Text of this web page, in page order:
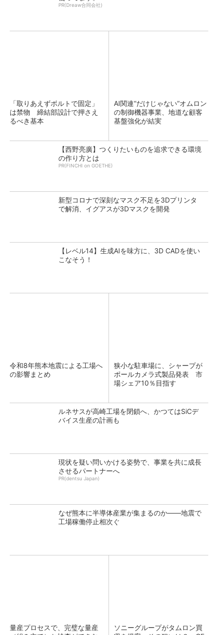
PR(Dreaw合同会社)
「取りあえずボルトで固定」
は禁物 締結部設計で押さえ
るべき基本
AI関連“だけじゃない”オムロン
の制御機器事業、地道な顧客
基盤強化が結実
【西野亮廣】つくりたいものを追求できる環境
の作り方とは
PR(FINCHI on GOETHE)
新型コロナで深刻なマスク不足を3Dプリンタ
で解消、イグアスが3Dマスクを開発
【レベル14】生成AIを味方に、3D CADを使い
こなそう！
令和8年熊本地震による工場へ
の影響まとめ
狭小な駐車場に、シャープが
ポールカメラ式製品発表 市
場シェア10％目指す
ルネサスが高崎工場を閉鎖へ、かつてはSiCデ
バイス生産の計画も
現状を疑い問いかける姿勢で、事業を共に成長
させるパートナーへ
PR(dentsu Japan)
なぜ熊本に半導体産業が集まるのか――地震で
工場稼働停止相次ぐ
量産プロセスで、完璧な量産
ソニーグループがタムロン買